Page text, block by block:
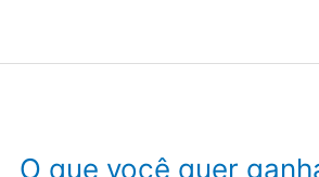
O que você quer
O